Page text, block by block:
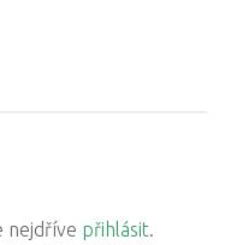
nejdříve přihlásit.